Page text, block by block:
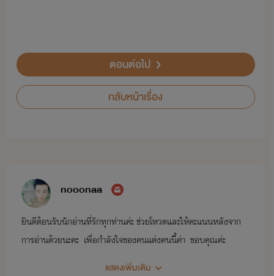
ตอนต่อไป
กลับหน้าเรื่อง
nooonaa
ยินดีต้อนรับนักอ่านที่รักทุกท่านค่ะ ช่วยโหวตและให้คะแนนหลังจาก
การอ่านด้วยนะคะ เพื่อกำลังใจของคนแต่งคนนี้ค่า ขอบคุณค่ะ
แสดงเพิ่มเติม